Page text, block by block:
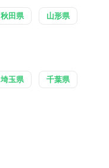
秋田県 山形県
埼玉県 千葉県